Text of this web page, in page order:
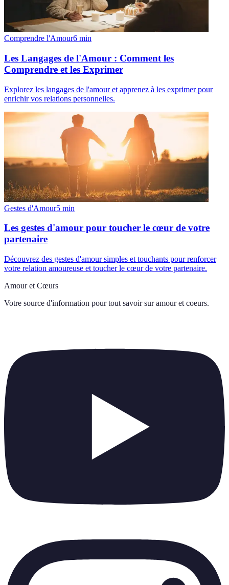
Comprendre l'Amour6 min
Les Langages de l'Amour : Comment les
Comprendre et les Exprimer
Explorez les langages de l'amour et apprenez à les exprimer pour
enrichir vos relations personnelles.
Gestes d'Amour5 min
Les gestes d'amour pour toucher le cœur de votre
partenaire
Découvrez des gestes d'amour simples et touchants pour renforcer
votre relation amoureuse et toucher le cœur de votre partenaire.
Amour et Cœurs
Votre source d'information pour tout savoir sur amour et coeurs.